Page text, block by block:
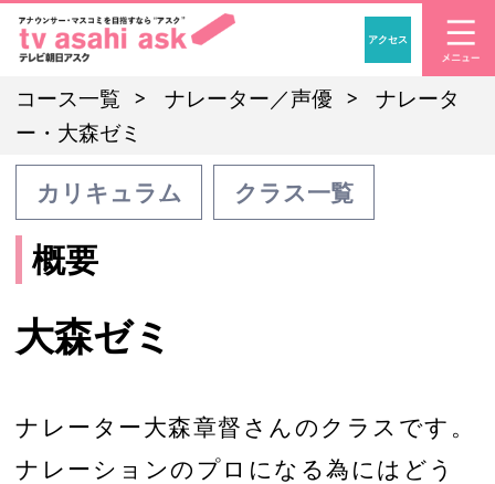
「アナウンサー・マ
アクセス
コース一覧 ナレーター／声優
ナレータ
ー・大森ゼミ
カリキュラム クラス一覧
概要
大森ゼミ
ナレーター大森章督さんのクラスです。
ナレーションのプロになる為にはどう